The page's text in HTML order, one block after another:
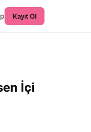
Kayıt Ol
İçi